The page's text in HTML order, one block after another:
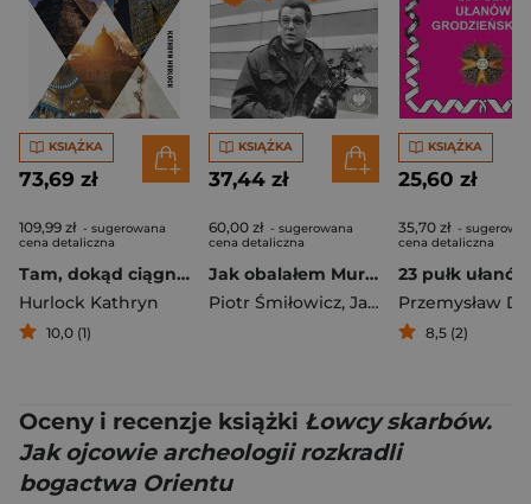
KSIĄŻKA
73,69 zł
109,99 zł - sugerowana
cena detaliczna
Tam, dokąd ciągną tłumy. Historia świętych miejsc
Hurlock Kathryn
10,0 (1)
KSIĄŻKA
37,44 zł
60,00 zł - sugerowana
cena detaliczna
Jak obalałem Mur Berliński. Jacek Czaputowicz rozmawia z Piotrem Śmiłowiczem
Piotr Śmiłowicz, Jacek Czaputowicz
KSIĄŻKA
25,60 zł
35,70 zł -
cena detaliczna
Przemysław
8,5 (2)
Oceny i recenzje książki Łowcy skarbów.
Jak ojcowie archeologii rozkradli
bogactwa Orientu